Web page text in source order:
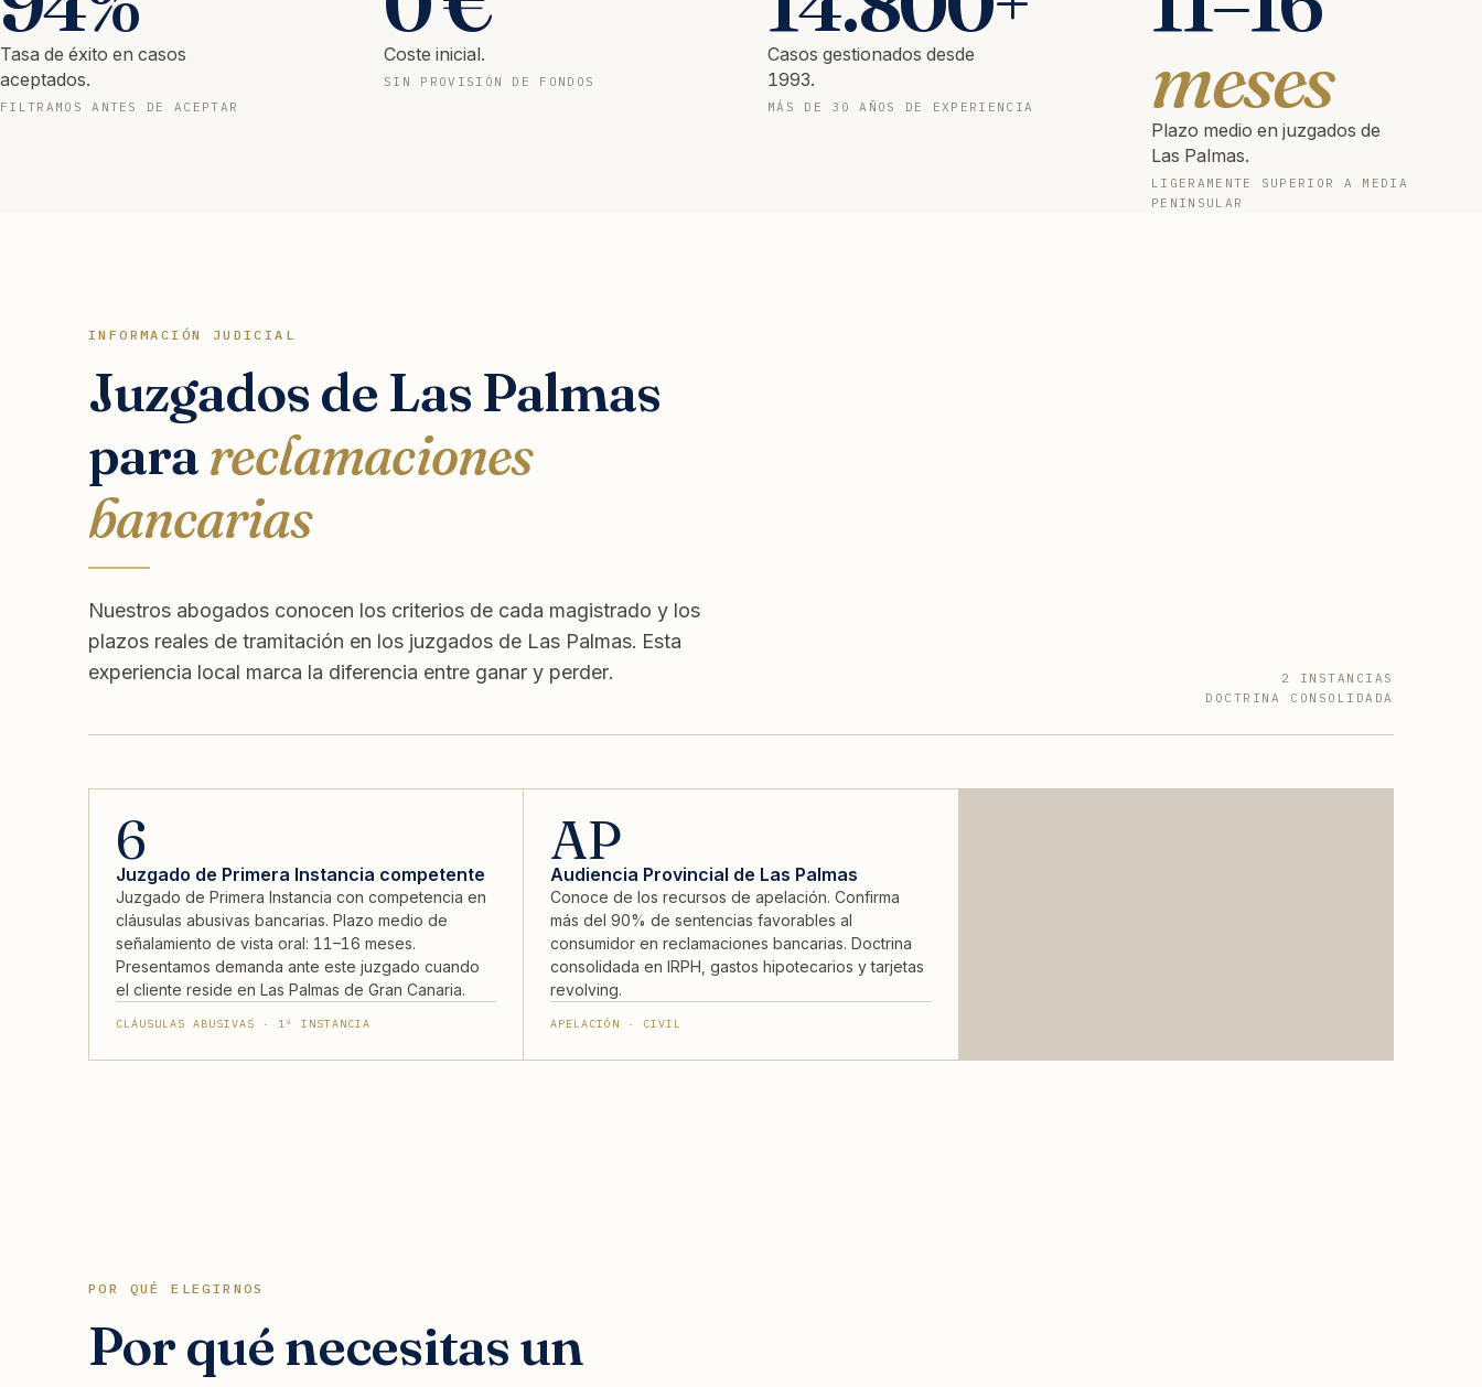
Tasa de éxito en casos
aceptados.
FILTRAMOS ANTES DE ACEPTAR
Coste inicial.
SIN PROVISIÓN DE FONDOS
Casos gestionados desde
1993.
MÁS DE 30 AÑOS DE EXPERIENCIA
meses
Plazo medio en juzgados de
Las Palmas.
LIGERAMENTE SUPERIOR A MEDIA
PENINSULAR
INFORMACIÓN JUDICIAL
Juzgados de Las Palmas
parareclamaciones
bancarias
Nuestros abogados conocen los criterios de cada magistrado y los
plazos reales de tramitación en los juzgados de Las Palmas. Esta
experiencia local marca la diferencia entre ganar y perder.
2 INSTANCIAS
DOCTRINA CONSOLIDADA
6
Juzgado de Primera Instancia competente
Juzgado de Primera Instancia con competencia en
cláusulas abusivas bancarias. Plazo medio de
señalamiento de vista oral: 11–16 meses.
Presentamos demanda ante este juzgado cuando
el cliente reside en Las Palmas de Gran Canaria.
CLÁUSULAS ABUSIVAS · 1ª INSTANCIA
AP
Audiencia Provincial de Las Palmas
Conoce de los recursos de apelación. Confirma
más del 90% de sentencias favorables al
consumidor en reclamaciones bancarias. Doctrina
consolidada en IRPH, gastos hipotecarios y tarjetas
revolving.
APELACIÓN · CIVIL
POR QUÉ ELEGIRNOS
Por qué necesitas un